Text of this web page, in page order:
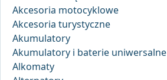
Akcesoria motocyklowe
Akcesoria turystyczne
Akumulatory
Akumulatory i baterie uniwersalne
Alkomaty